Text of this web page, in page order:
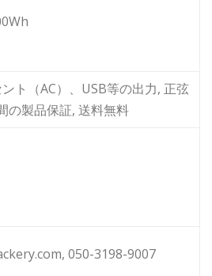
ト（AC）、USB等の出力, 正弦
の製品保証, 送料無料
050-3198-9007